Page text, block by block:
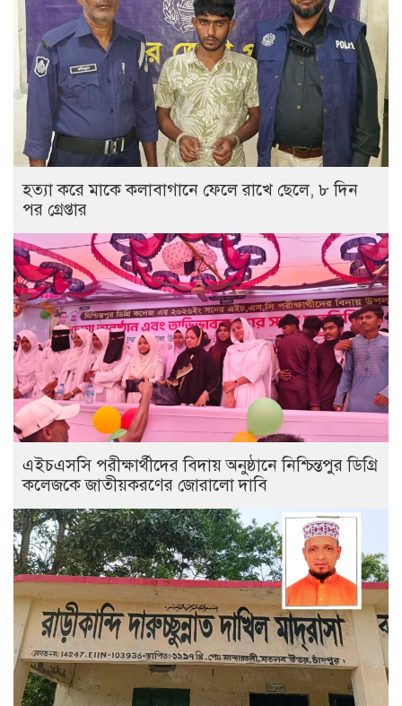
হত্যা করে মাকে কলাবাগানে ফেলে রাখে ছেলে, ৮ দিন
পর গ্রেপ্তার
এইচএসসি পরীক্ষার্থীদের বিদায় অনুষ্ঠানে নিশ্চিন্তপুর ডিগ্রি
কলেজকে জাতীয়করণের জোরালো দাবি